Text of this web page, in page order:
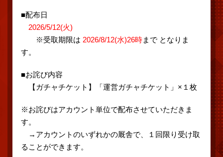
■配布日
2026/5/12(火)
※受取期限は 2026/8/12(水)26時まで となりま
す。
■お詫び内容
【ガチャチケット】「運営ガチャチケット」×１枚
※お詫びはアカウント単位で配布させていただきま
す。
→アカウントのいずれかの厩舎で、１回限り受け取
ることができます。